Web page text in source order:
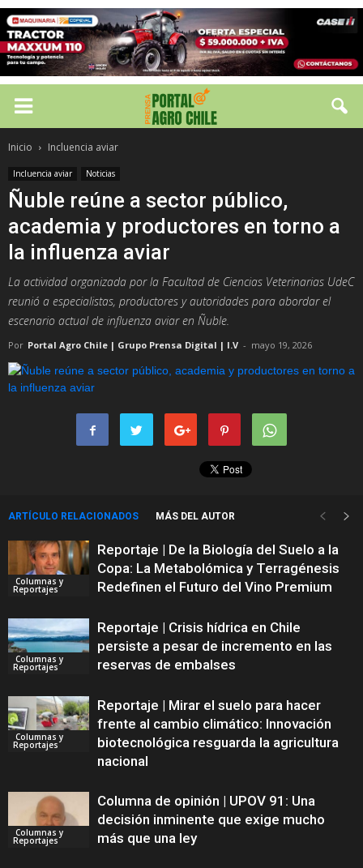
Inicio Incluencia aviar
Incluencia aviar Noticias
Ñuble reúne a sector público,
academia y productores en torno a
la influenza aviar
La actividad organizada por la Facultad de Ciencias Veterinarias UdeC
reunió a especialistas, productores y autoridades para abordar el
escenario actual de influenza aviar en Ñuble.
Por Portal Agro Chile | Grupo Prensa Digital | I.V - mayo 19, 2026
ARTÍCULO RELACIONADOS MÁS DEL AUTOR
Columnas y
Reportajes
Reportaje | De la Biología del Suelo a la
Copa: La Metabolómica y Terragénesis
Redefinen el Futuro del Vino Premium
Columnas y
Reportajes
Reportaje | Crisis hídrica en Chile
persiste a pesar de incremento en las
reservas de embalses
Columnas y
Reportajes
Reportaje | Mirar el suelo para hacer
frente al cambio climático: Innovación
biotecnológica resguarda la agricultura
nacional
Columnas y
Reportajes
Columna de opinión | UPOV 91: Una
decisión inminente que exige mucho
más que una ley